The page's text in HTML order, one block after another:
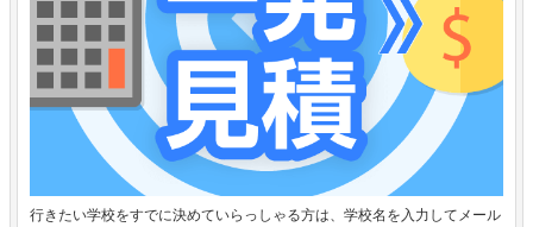
行きたい学校をすでに決めていらっしゃる方は、学校名を入力してメール